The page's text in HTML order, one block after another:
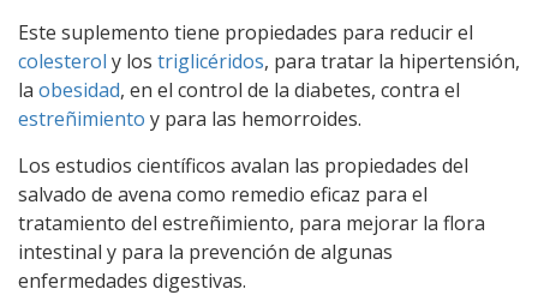
Este suplemento tiene propiedades para reducir el
colesterol y los triglicéridos, para tratar la hipertensión,
la obesidad, en el control de la diabetes, contra el
estreñimiento y para las hemorroides.
Los estudios científicos avalan las propiedades del
salvado de avena como remedio eficaz para el
tratamiento del estreñimiento, para mejorar la flora
intestinal y para la prevención de algunas
enfermedades digestivas.